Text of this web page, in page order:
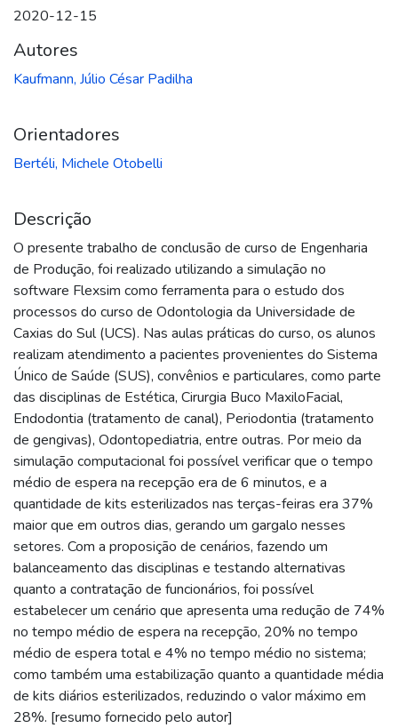
2020-12-15
Autores
Kaufmann, Júlio César Padilha
Orientadores
Bertéli, Michele Otobelli
Descrição
O presente trabalho de conclusão de curso de Engenharia
de Produção, foi realizado utilizando a simulação no
software Flexsim como ferramenta para o estudo dos
processos do curso de Odontologia da Universidade de
Caxias do Sul (UCS). Nas aulas práticas do curso, os alunos
realizam atendimento a pacientes provenientes do Sistema
Único de Saúde (SUS), convênios e particulares, como parte
das disciplinas de Estética, Cirurgia Buco MaxiloFacial,
Endodontia (tratamento de canal), Periodontia (tratamento
de gengivas), Odontopediatria, entre outras. Por meio da
simulação computacional foi possível verificar que o tempo
médio de espera na recepção era de 6 minutos, e a
quantidade de kits esterilizados nas terças-feiras era 37%
maior que em outros dias, gerando um gargalo nesses
setores. Com a proposição de cenários, fazendo um
balanceamento das disciplinas e testando alternativas
quanto a contratação de funcionários, foi possível
estabelecer um cenário que apresenta uma redução de 74%
no tempo médio de espera na recepção, 20% no tempo
médio de espera total e 4% no tempo médio no sistema;
como também uma estabilização quanto a quantidade média
de kits diários esterilizados, reduzindo o valor máximo em
28%. [resumo fornecido pelo autor]